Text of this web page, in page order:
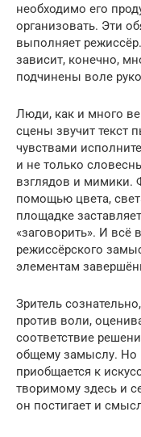
необходимо его
организовать. Эти
выполняет
зависит, конечно,
подчинены воле
Люди, как и много
сцены звучит текст
чувствами
и не только
взглядов и мимики.
помощью цвета,
площадке
«заговорить». И всё
режиссёрского
элементам
Зритель
против воли,
соответствие
общему замыслу. Но
приобщается к
творимому здесь и
он постигает и